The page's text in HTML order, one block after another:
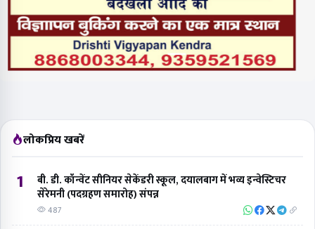
लोकप्रिय खबरें
1
बी. डी. कॉन्वेंट सीनियर सेकेंडरी स्कूल, दयालबाग में भव्य इन्वेस्टिचर
सेरेमनी (पदग्रहण समारोह) संपन्न
487